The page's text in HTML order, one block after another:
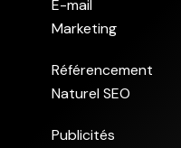
E-mail
Marketing
Référencement
Naturel SEO
Publicités